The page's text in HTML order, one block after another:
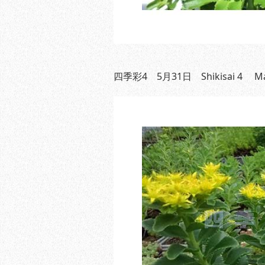
四季彩4 5月31日 Shikisai 4